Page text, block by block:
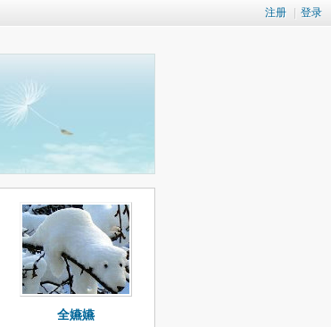
注册 登录
全嬿嬿